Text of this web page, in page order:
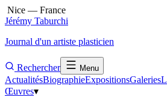
Nice — France
Jérémy Taburchi
Journal d'un artiste plasticien
Rechercher Menu
ActualitésBiographieExpositionsGaleries
Œuvres▾